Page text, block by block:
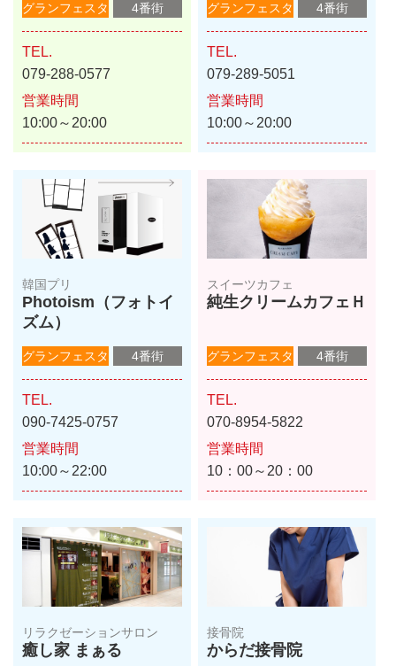
グランフェスタ 4番街
TEL.
079-288-0577
営業時間
10:00～20:00
グランフェスタ 4番街
TEL.
079-289-5051
営業時間
10:00～20:00
韓国プリ
Photoism（フォトイ
ズム）
グランフェスタ 4番街
TEL.
090-7425-0757
営業時間
10:00～22:00
スイーツカフェ
純生クリームカフェＨ
グランフェスタ 4番街
TEL.
070-8954-5822
営業時間
10：00～20：00
リラクゼーションサロン
癒し家 まぁる
接骨院
からだ接骨院